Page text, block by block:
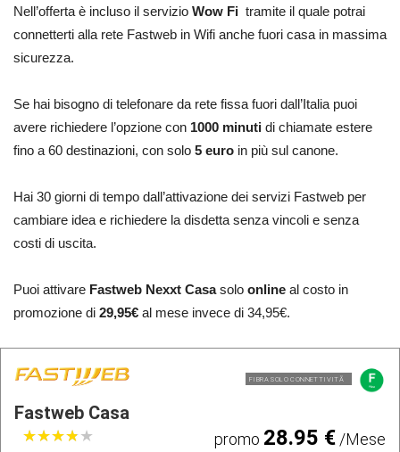
Nell’offerta è incluso il servizio Wow Fi tramite il quale potrai
connetterti alla rete Fastweb in Wifi anche fuori casa in massima
sicurezza.
Se hai bisogno di telefonare da rete fissa fuori dall’Italia puoi
avere richiedere l’opzione con 1000 minuti di chiamate estere
fino a 60 destinazioni, con solo 5 euro in più sul canone.
Hai 30 giorni di tempo dall’attivazione dei servizi Fastweb per
cambiare idea e richiedere la disdetta senza vincoli e senza
costi di uscita.
Puoi attivare Fastweb Nexxt Casasolo online al costo in
promozione di 29,95€ al mese invece di 34,95€.
FIBRA SOLO CONNETTIVITÃ
Fastweb Casa
★★★★★
★★★★★ promo 28.95 €/Mese